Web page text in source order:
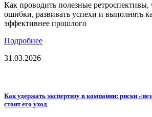
Как проводить полезные ретроспективы,
ошибки, развивать успехи и выполнять
эффективнее прошлого
Подробнее
31.03.2026
Как удержать экспертизу в компании: риски
стоит его уход